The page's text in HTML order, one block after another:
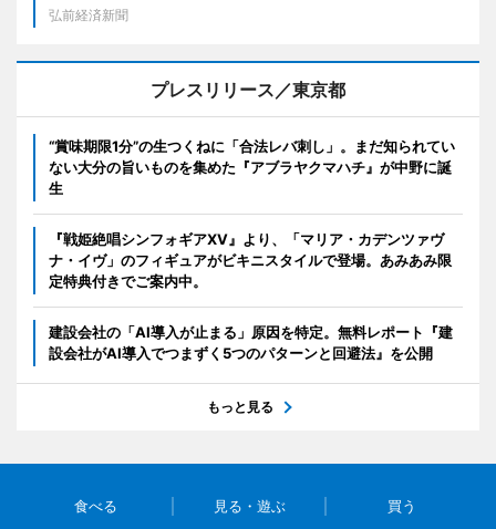
弘前経済新聞
プレスリリース／東京都
“賞味期限1分”の生つくねに「合法レバ刺し」。まだ知られてい
ない大分の旨いものを集めた『アブラヤクマハチ』が中野に誕
生
『戦姫絶唱シンフォギアXV』より、「マリア・カデンツァヴ
ナ・イヴ」のフィギュアがビキニスタイルで登場。あみあみ限
定特典付きでご案内中。
建設会社の「AI導入が止まる」原因を特定。無料レポート『建
設会社がAI導入でつまずく5つのパターンと回避法』を公開
もっと見る
食べる 見る・遊ぶ 買う